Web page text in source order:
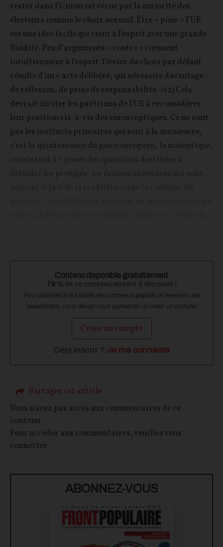
rester dans l’Union est vécue par la majorité des
électeurs comme le choix normal. Être « pour » l’UE
est une idée facile qui vient à l’esprit avec une grande
fluidité. Peu d’arguments « contre » viennent
intuitivement à l’esprit. Dévier du choix par défaut
résulte d’un « acte délibéré, qui nécessite davantage
de réflexion, de prise de responsabilité. »(2) Cela
devrait inciter les partisans de l’UE à reconsidérer
leur position vis-à-vis des eurosceptiques. Ce ne sont
pas les instincts primaires qui sont à la manœuvre,
c’est la quintessence du génie européen, la maïeutique,
Contenu disponible gratuitement
79 % de ce contenu restent à découvrir !
Pour accéder à la totalité des contenus gratuits et recevoir nos
newsletters, vous devez vous connecter ou créer un compte.
Créer un compte
Déja inscrit ? Je me connecte
Partager cet article
Vous n'avez pas accès aux commentaires de ce
contenu.
Pour accéder aux commentaires, veuillez vous
connecter.
ABONNEZ-VOUS